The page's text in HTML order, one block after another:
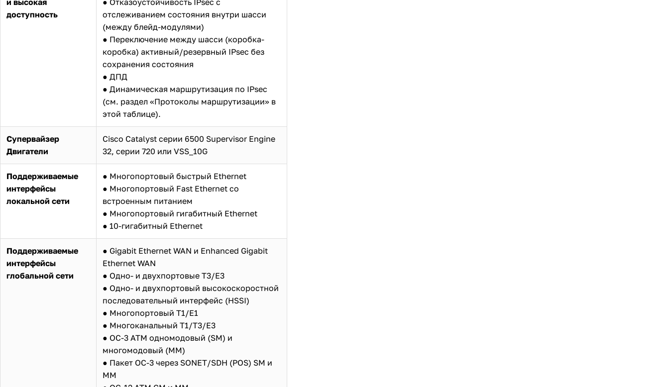
и высокая
доступность
● Отказоустойчивость IPsec с
отслеживанием состояния внутри шасси
(между блейд-модулями)
● Переключение между шасси (коробка-
коробка) активный/резервный IPsec без
сохранения состояния
● ДПД
● Динамическая маршрутизация по IPsec
(см. раздел «Протоколы маршрутизации» в
этой таблице).
Супервайзер
Двигатели
Cisco Catalyst серии 6500 Supervisor Engine
32, серии 720 или VSS_10G
Поддерживаемые
интерфейсы
локальной сети
● Многопортовый быстрый Ethernet
● Многопортовый Fast Ethernet со
встроенным питанием
● Многопортовый гигабитный Ethernet
● 10-гигабитный Ethernet
Поддерживаемые
интерфейсы
глобальной сети
● Gigabit Ethernet WAN и Enhanced Gigabit
Ethernet WAN
● Одно- и двухпортовые T3/E3
● Одно- и двухпортовый высокоскоростной
последовательный интерфейс (HSSI)
● Многопортовый T1/E1
● Многоканальный T1/T3/E3
● OC-3 ATM одномодовый (SM) и
многомодовый (MM)
● Пакет OC-3 через SONET/SDH (POS) SM и
MM